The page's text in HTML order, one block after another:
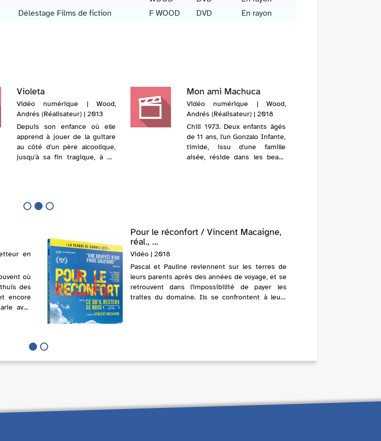
Délestage Films de fiction F WOOD DVD En rayon
Violeta
Vidéo numérique | Wood,
Andrés (Réalisateur) | 2013
Depuis son enfance où elle
apprend à jouer de la guitare
au côté d'un père alcoolique,
jusqu'à sa fin tragique, à 50
soixant...
Mon ami Machuca
Vidéo numérique | Wood,
Andrés (Réalisateur) | 2018
Chili 1973. Deux enfants âgés
de 11 ans, l'un Gonzalo Infante,
timide, issu d'une famille
aisée, réside dans les beaux
en
où
des
encore
avec
Pour le réconfort / Vincent Macaigne,
réal., ...
Vidéo | 2018
Pascal et Pauline reviennent sur les terres de
leurs parents après des années de voyage, et se
retrouvent dans l'impossibilité de payer les
traites du domaine. Ils se confrontent à leurs